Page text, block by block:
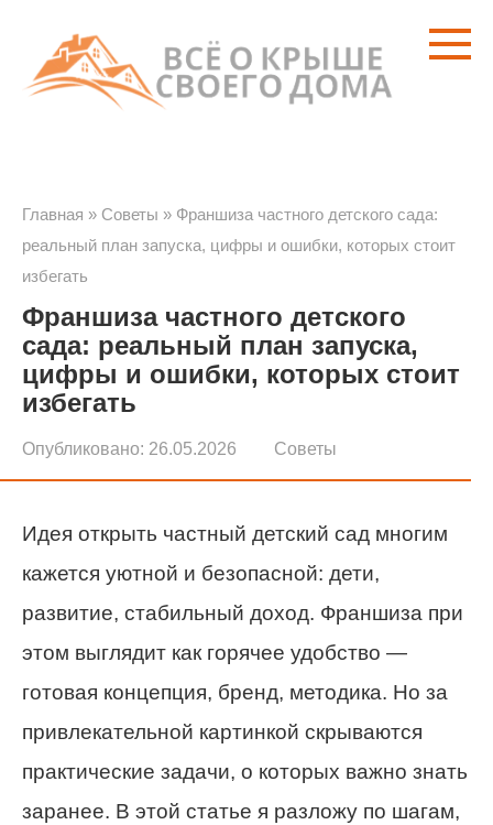
контенту
Главная » Советы » Франшиза частного детского сада:
реальный план запуска, цифры и ошибки, которых стоит
избегать
Франшиза частного детского
сада: реальный план запуска,
цифры и ошибки, которых стоит
избегать
Опубликовано: 26.05.2026 Советы
Идея открыть частный детский сад многим
кажется уютной и безопасной: дети,
развитие, стабильный доход. Франшиза при
этом выглядит как горячее удобство —
готовая концепция, бренд, методика. Но за
привлекательной картинкой скрываются
практические задачи, о которых важно знать
заранее. В этой статье я разложу по шагам,